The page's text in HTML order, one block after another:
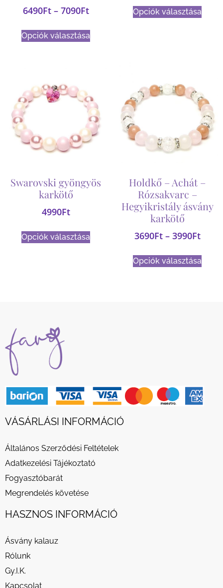
6490Ft – 7090Ft
Opciók választása
Opciók választása
Swarovski gyöngyös
karkötő
4990Ft
Opciók választása
Holdkő – Achát –
Rózsakvarc –
Hegyikristály ásvány
karkötő
3690Ft – 3990Ft
Opciók választása
VÁSÁRLÁSI INFORMÁCIÓ
Általános Szerződési Feltételek
Adatkezelési Tájékoztató
Fogyasztóbarát
Megrendelés követése
HASZNOS INFORMÁCIÓ
Ásvány kalauz
Rólunk
Gy.I.K.
Kapcsolat